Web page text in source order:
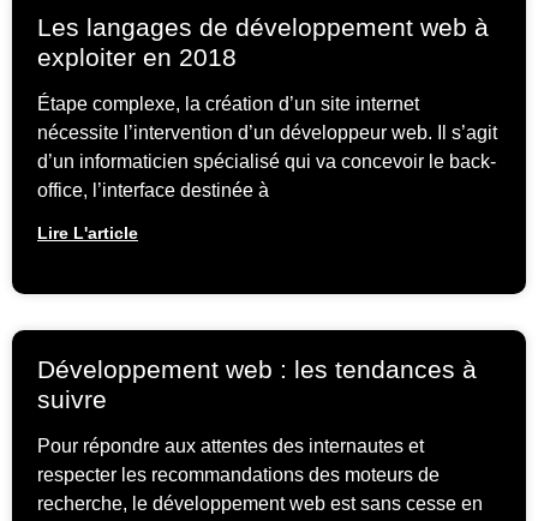
Les langages de développement web à
exploiter en 2018
Étape complexe, la création d’un site internet
nécessite l’intervention d’un développeur web. Il s’agit
d’un informaticien spécialisé qui va concevoir le back-
office, l’interface destinée à
Lire L'article
Développement web : les tendances à
suivre
Pour répondre aux attentes des internautes et
respecter les recommandations des moteurs de
recherche, le développement web est sans cesse en